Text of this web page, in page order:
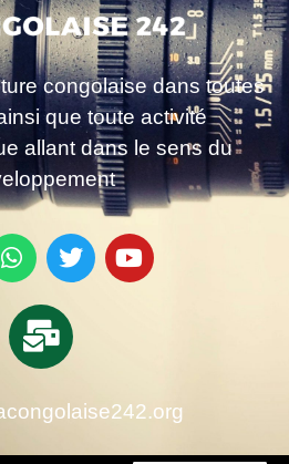
congolaise dans toutes
que toute activité
allant dans le sens du